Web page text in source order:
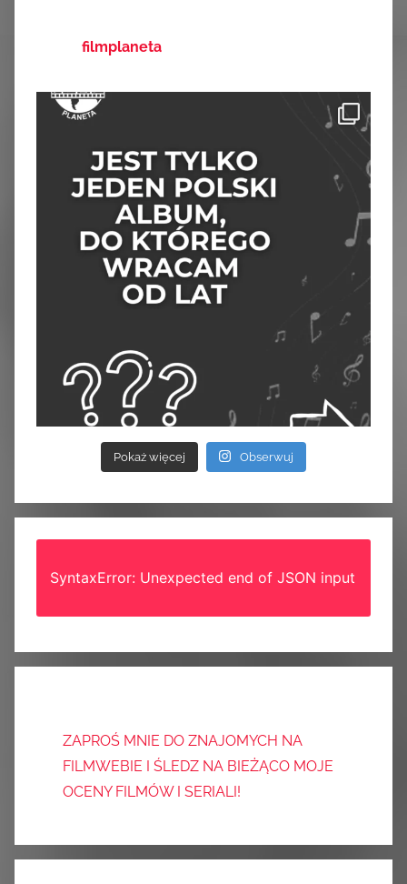
filmplaneta
Pokaż więcej Obserwuj
SyntaxError: Unexpected end of JSON input
ZAPROŚ MNIE DO ZNAJOMYCH NA
FILMWEBIE I ŚLEDZ NA BIEŻĄCO MOJE
OCENY FILMÓW I SERIALI!